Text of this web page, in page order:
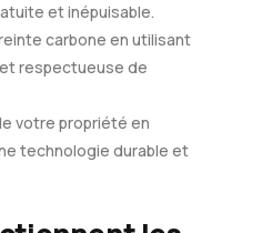
et inépuisable.
carbone en utilisant
respectueuse de
votre propriété en
technologie durable et